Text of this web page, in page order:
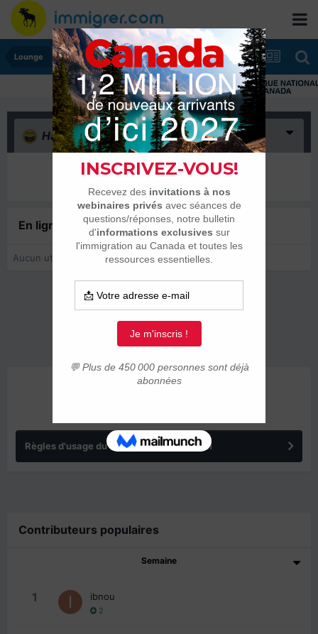
Lounge
Haha(0)
Il n’y a encore rien ici
En ligne récemment0 membre est en ligne
Aucun utilisateur enregistré regarde cette page.
Règles d'usage du forum IMMIGRER.COM
Contributeurs populaires
Semaine
1 ibnou
2